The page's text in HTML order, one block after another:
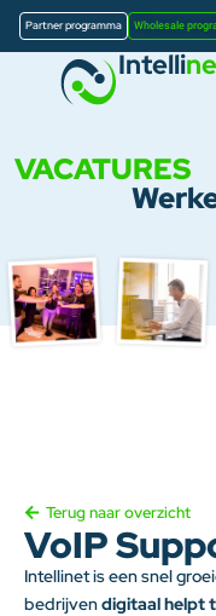
Partner programma Wholesale
Intelli
VACATURES
Terug naar overzicht
VoIP
Intellinet is een snel
bedrijvendigitaal helpt